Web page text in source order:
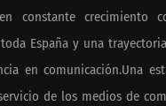
constante crecimiento
España y una
en comunicación.Una
de los medios de